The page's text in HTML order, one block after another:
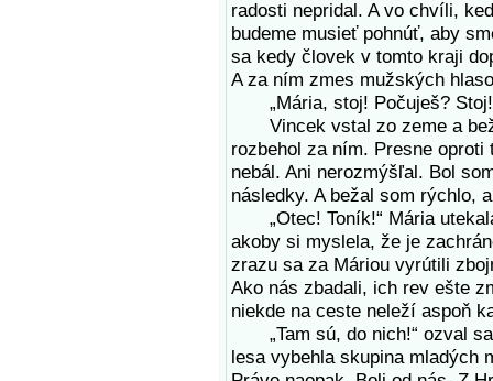
radosti nepridal. A vo chvíli,
budeme musieť pohnúť, aby
sa kedy človek v tomto kraji
A za ním zmes mužských
„Mária, stoj! Počuješ? Stoj!
Vincek vstal zo zeme a
rozbehol za ním. Presne
nebál. Ani nerozmýšľal. Bol
následky. A bežal som rýchlo,
„Otec! Toník!“ Mária
akoby si myslela, že je
zrazu sa za Máriou vyrútili
Ako nás zbadali, ich rev ešte
niekde na ceste neleží aspoň
„Tam sú, do nich!“ ozval sa
lesa vybehla skupina mladých